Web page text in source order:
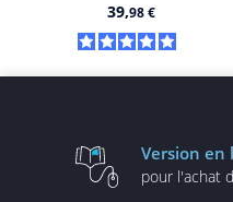
39,98 €
Version en
pour l'achat